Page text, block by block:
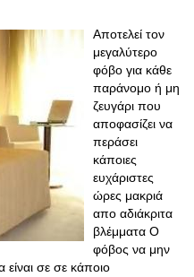
Αποτελεί τον
μεγαλύτερο
φόβο για κάθε
παράνομο ή μη
ζευγάρι που
αποφασίζει να
περάσει
κάποιες
ευχάριστες
ώρες μακριά
απο αδιάκριτα
βλέμματα Ο
φόβος να μην
είναι σε σε κάποιο